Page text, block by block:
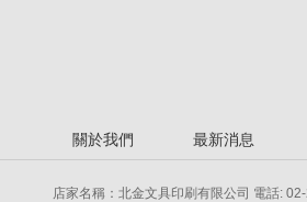
關於我們 最新消息
店家名稱：北金文具印刷有限公司 電話: